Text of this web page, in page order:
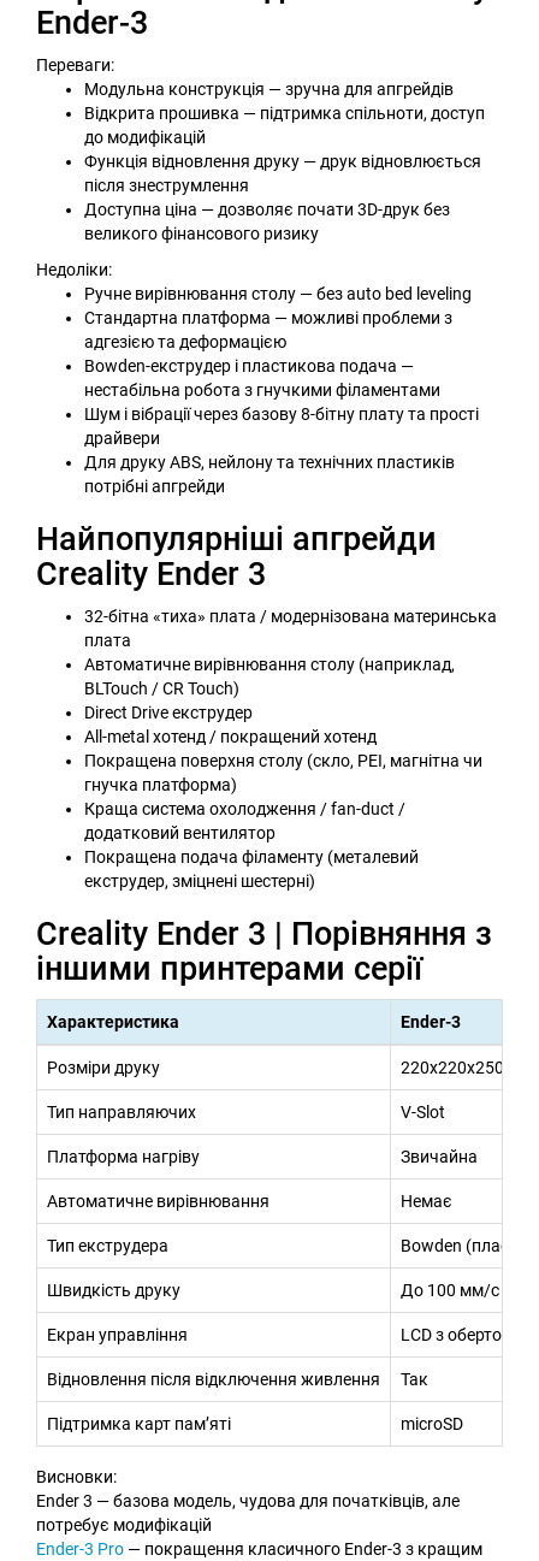
Ender-3
Переваги:
Модульна конструкція — зручна для апгрейдів
Відкрита прошивка — підтримка спільноти, доступ
до модифікацій
Функція відновлення друку — друк відновлюється
після знеструмлення
Доступна ціна — дозволяє почати 3D-друк без
великого фінансового ризику
Недоліки:
Ручне вирівнювання столу — без auto bed leveling
Стандартна платформа — можливі проблеми з
адгезією та деформацією
Bowden-екструдер і пластикова подача —
нестабільна робота з гнучкими філаментами
Шум і вібрації через базову 8-бітну плату та прості
драйвери
Для друку ABS, нейлону та технічних пластиків
потрібні апгрейди
Найпопулярніші апгрейди
Creality Ender 3
32-бітна «тиха» плата / модернізована материнська
плата
Автоматичне вирівнювання столу (наприклад,
BLTouch / CR Touch)
Direct Drive екструдер
All-metal хотенд / покращений хотенд
Покращена поверхня столу (скло, PEI, магнітна чи
гнучка платформа)
Краща система охолодження / fan-duct /
додатковий вентилятор
Покращена подача філаменту (металевий
екструдер, зміцнені шестерні)
Creality Ender 3 | Порівняння з
іншими принтерами серії
Характеристика Ender-3
Розміри друку 220x220x250 мм
Тип направляючих V-Slot
Платформа нагріву Звичайна
Автоматичне вирівнювання Немає
Тип екструдера Bowden
Швидкість друку До 100 мм/с
Екран управління LCD з
Відновлення після відключення живлення Так
Підтримка карт пам’яті microSD
Висновки:
Ender 3 — базова модель, чудова для початківців, але
потребує модифікацій
Ender-3 Pro — покращення класичного Ender-3 з кращим